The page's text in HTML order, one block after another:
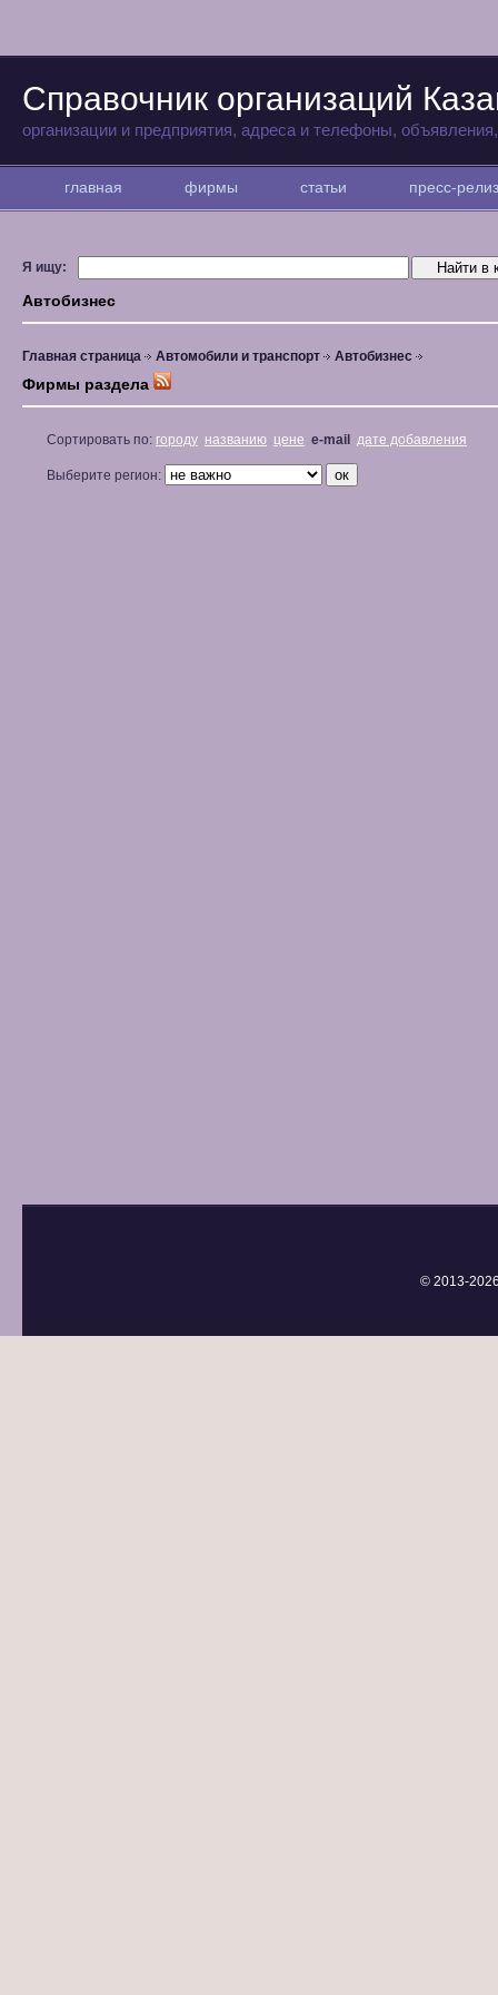
Справочник организаций
организации и предприятия, адреса и телефоны,
главная фирмы статьи пресс-
Я ищу:
Автобизнес
Главная страница Автомобили и транспорт Автобизнес
Фирмы раздела
Сортировать по: городу названию цене e-mail дате добавления
Выберите регион:
© 2013-